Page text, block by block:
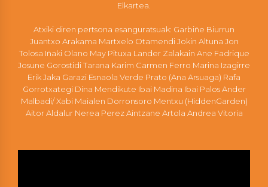
Elkartea.
Atxiki diren pertsona esanguratsuak: Garbiñe Biurrun
Juantxo Arakama Martxelo Otamendi Jokin Altuna Jon
Tolosa Iñaki Olano May Pituxa Lander Zalakain Ane Fadrique
Josune Gorostidi Tarana Karim Carmen Ferro Marina Izagirre
Erik Jaka Garazi Esnaola Verde Prato (Ana Arsuaga) Rafa
Gorrotxategi Dina Mendikute Ibai Madina Ibai Palos Ander
Malbadi/ Xabi Maialen Dorronsoro Mentxu (HiddenGarden)
Aitor Aldalur Nerea Perez Aintzane Artola Andrea Vitoria